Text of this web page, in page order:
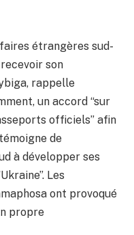
étrangères sud-
son
rappelle
un accord “sur
officiels” afin
de
à développer ses
Les
ont provoqué
propre